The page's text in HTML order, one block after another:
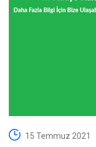
15 Temmuz 2021